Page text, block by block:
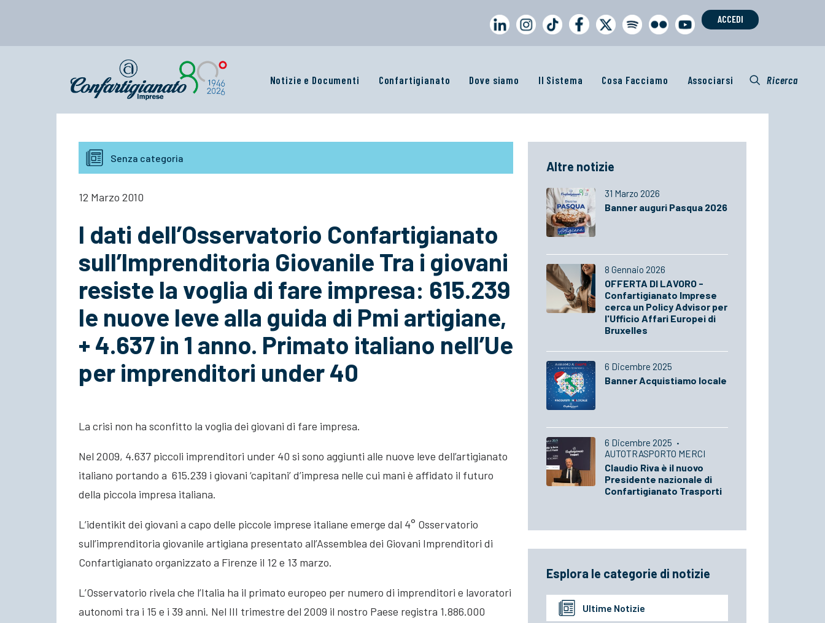
ACCEDI
Notizie e Documenti Confartigianato Dove siamo Il Sistema Cosa Facciamo Associarsi Ricerca
Senza categoria
12 Marzo 2010
I dati dell’Osservatorio Confartigianato
sull’Imprenditoria Giovanile Tra i giovani
resiste la voglia di fare impresa: 615.239
le nuove leve alla guida di Pmi artigiane,
+ 4.637 in 1 anno. Primato italiano nell’Ue
per imprenditori under 40
La crisi non ha sconfitto la voglia dei giovani di fare impresa.
Nel 2009, 4.637 piccoli imprenditori under 40 si sono aggiunti alle nuove leve dell’artigianato
italiano portando a 615.239 i giovani ‘capitani’ d’impresa nelle cui mani è affidato il futuro
della piccola impresa italiana.
L’identikit dei giovani a capo delle piccole imprese italiane emerge dal 4° Osservatorio
sull’imprenditoria giovanile artigiana presentato all’Assemblea dei Giovani Imprenditori di
Confartigianato organizzato a Firenze il 12 e 13 marzo.
L’Osservatorio rivela che l’Italia ha il primato europeo per numero di imprenditori e lavoratori
autonomi tra i 15 e i 39 anni. Nel III trimestre del 2009 il nostro Paese registra 1.886.000
Altre notizie
31 Marzo 2026
Banner auguri Pasqua 2026
8 Gennaio 2026
OFFERTA DI LAVORO -
Confartigianato Imprese
cerca un Policy Advisor per
l'Ufficio Affari Europei di
Bruxelles
6 Dicembre 2025
Banner Acquistiamo locale
6 Dicembre 2025 ·
AUTOTRASPORTO MERCI
Claudio Riva è il nuovo
Presidente nazionale di
Confartigianato Trasporti
Esplora le categorie di notizie
Ultime Notizie